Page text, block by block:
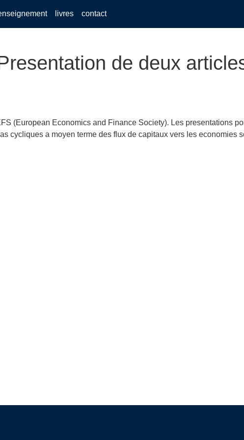
livres contact
de deux
(European Economics and Finance Society). Les presentations
cycliques a moyen terme des flux de capitaux vers les economies